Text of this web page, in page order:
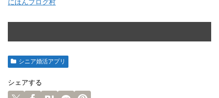
にほんブログ村
シニア婚活アプリ
シェアする